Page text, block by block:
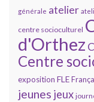
générale atelier
centre socioculturel
d'Orthez
Centre
exposition FLE
jeunes jeux